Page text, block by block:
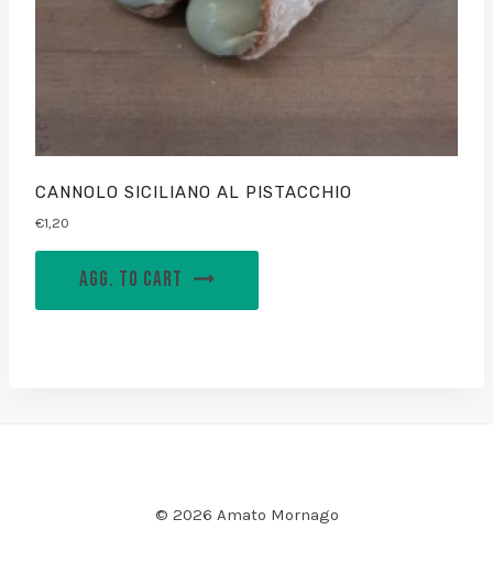
CANNOLO SICILIANO AL PISTACCHIO
€1,20
AGG. TO CART
© 2026 Amato Mornago